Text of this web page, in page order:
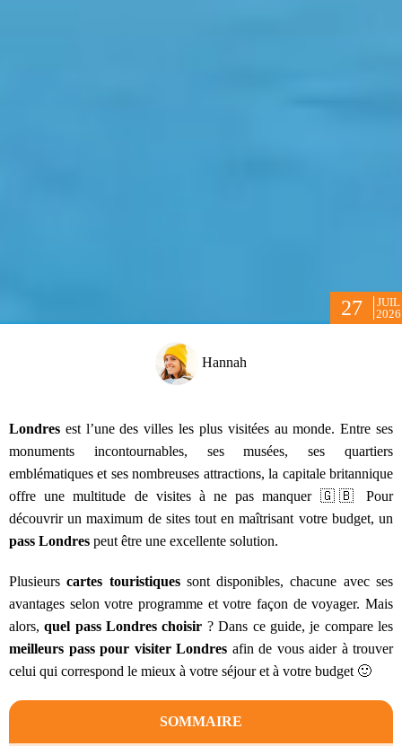
27
JUIL
2026
Hannah
Londres est l’une des villes les plus visitées au monde. Entre ses
monuments incontournables, ses musées, ses quartiers
emblématiques et ses nombreuses attractions, la capitale britannique
offre une multitude de visites à ne pas manquer 🇬🇧 Pour
découvrir un maximum de sites tout en maîtrisant votre budget, un
pass Londres peut être une excellente solution.
Plusieurscartes touristiquessont disponibles, chacune avec ses
avantages selon votre programme et votre façon de voyager. Mais
alors,quel pass Londres choisir ? Dans ce guide, je compare les
meilleurs pass pour visiter Londres afin de vous aider à trouver
celui qui correspond le mieux à votre séjour et à votre budget 🙂
SOMMAIRE